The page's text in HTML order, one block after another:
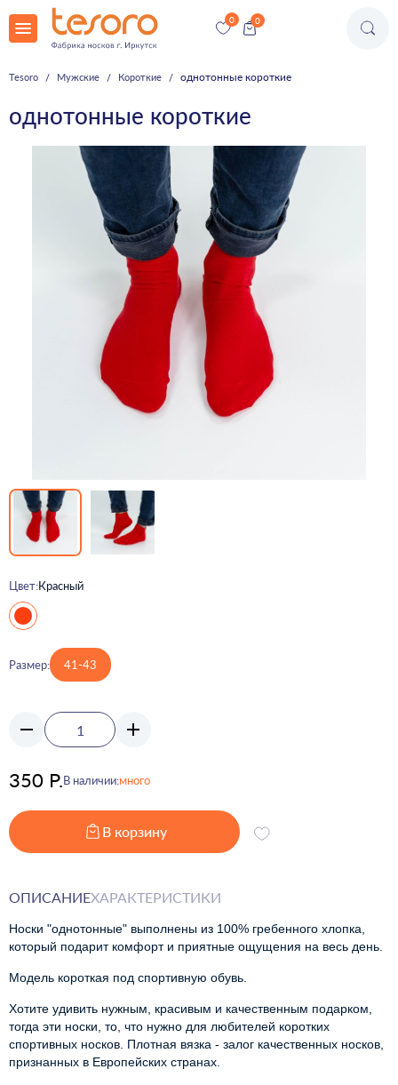
Tesoro Мужские Короткие однотонные короткие
однотонные короткие
Цвет:Красный
Размер: 41-43
350 Р.В наличии:много
В корзину
ОПИСАНИЕХАРАКТЕРИСТИКИ
Носки "однотонные" выполнены из 100% гребенного хлопка,
который подарит комфорт и приятные ощущения на весь день.
Модель короткая под спортивную обувь.
Хотите удивить нужным, красивым и качественным подарком,
тогда эти носки, то, что нужно для любителей коротких
спортивных носков. Плотная вязка - залог качественных носков,
признанных в Европейских странах.